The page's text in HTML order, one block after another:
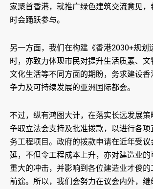
家聚首香港，就推广绿色建筑交流意见，
时会踊跃参与。
另一方面，我们在构建《香港2030+规划
时，亦致力体现市民对提升生活质素、文
文化生活等不同方面的期盼，务求建设
争力及可持续发展的亚洲国际都会。
不过，纵有鸿图大计，在落实长远发展
争取立法会支持及批准拨款，以进行各
务工程项目。政府的拨款申请在近年受议
延，不但令工程成本上升，亦对建造业
重大的冲击，并影响到各位建造业才俊
前途。所以，我们会努力在议会内外，继